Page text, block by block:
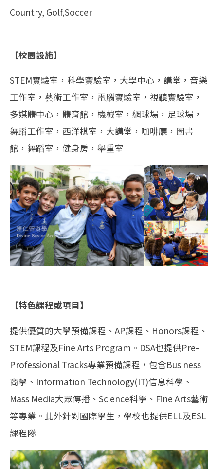
Country, Golf,Soccer
【校園設施】
STEM實驗室，科學實驗室，大學中心，講堂，音樂
工作室，藝術工作室，電腦實驗室，視聽實驗室，
多媒體中心，體育館，機械室，網球場，足球場，
舞蹈工作室，西洋棋室，大講堂，咖啡廳，圖書
館，舞蹈室，健身房，舉重室
【特色課程或項目】
提供優質的大學預備課程、AP課程、Honors課程、
STEM課程及Fine Arts Program。DSA也提供Pre-
Professional Tracks專業預備課程，包含Business
商學、Information Technology(IT)信息科學、
Mass Media大眾傳播、Science科學、Fine Arts藝術
等專業。此外針對國際學生，學校也提供ELL及ESL
課程隊